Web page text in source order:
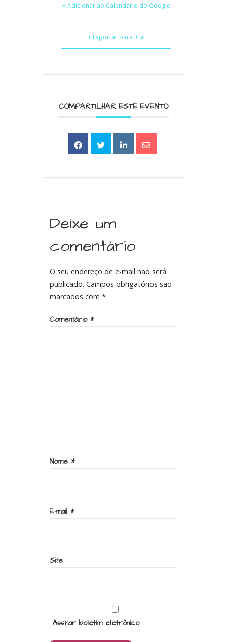
+ Adicionar ao Calendário do Google
+ Exportar para iCal
COMPARTILHAR ESTE EVENTO
Deixe um
comentário
O seu endereço de e-mail não será
publicado. Campos obrigatórios são
marcados com*
Comentário *
Nome *
E-mail *
Site
Assinar boletim eletrônico